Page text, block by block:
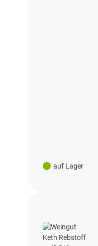
auf Lager